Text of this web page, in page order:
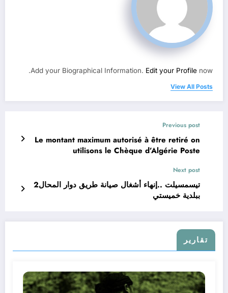
Add your Biographical Information. Edit your Profile now.
View All Posts
Previous post
Le montant maximum autorisé à être retiré on
utilisons le Chèque d’Algérie Poste
Next post
تيسمسيلت ..إنهاء أشغال صيانة طريق دوار المحال2
ببلدية خميستي
تقارير